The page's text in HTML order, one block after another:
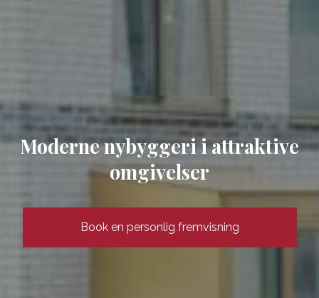
Moderne nybyggeri i attraktive
omgivelser
Book en personlig fremvisning